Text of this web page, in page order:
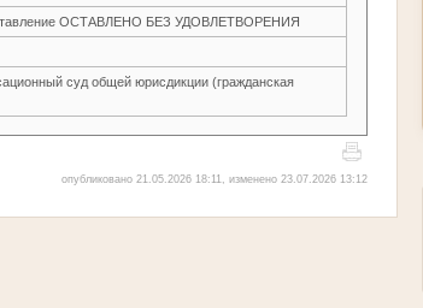
ОСТАВЛЕНО БЕЗ УДОВЛЕТВОРЕНИЯ
суд общей юрисдикции (гражданская
опубликовано 21.05.2026 18:11, изменено 23.07.2026 13:12